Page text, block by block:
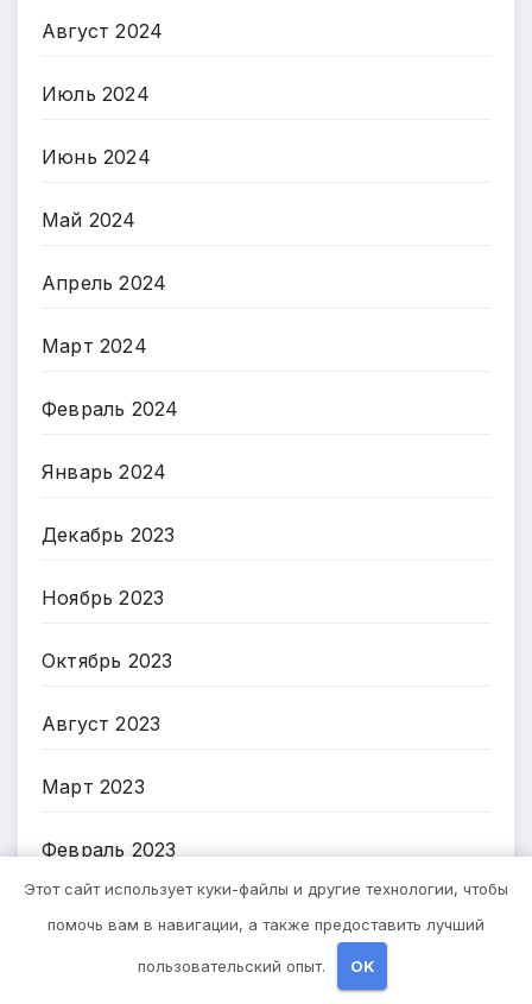
Август 2024
Июль 2024
Июнь 2024
Май 2024
Апрель 2024
Март 2024
Февраль 2024
Январь 2024
Декабрь 2023
Ноябрь 2023
Октябрь 2023
Август 2023
Март 2023
Февраль 2023
Декабрь 2022
Этот сайт использует куки-файлы и другие технологии, чтобы
помочь вам в навигации, а также предоставить лучший
пользовательский опыт. OK